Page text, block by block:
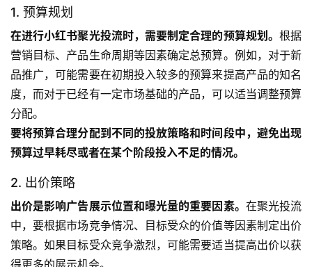
1. 预算规划
在进行小红书聚光投流时，需要制定合理的预算规划。 根据
营销目标、产品生命周期等因素确定总预算。例如，对于新
品推广，可能需要在初期投入较多的预算来提高产品的知名
度，而对于已经有一定市场基础的产品，可以适当调整预算
分配。
要将预算合理分配到不同的投放策略和时间段中，避免出现
预算过早耗尽或者在某个阶段投入不足的情况。
2. 出价策略
出价是影响广告展示位置和曝光量的重要因素。 在聚光投流
中，要根据市场竞争情况、目标受众的价值等因素制定出价
策略。如果目标受众竞争激烈，可能需要适当提高出价以获
得更多的展示机会。